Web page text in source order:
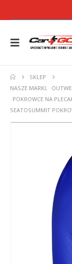
SKLEP
NASZE MARKI,
POKROWCE NA
SEATOSUMMIT